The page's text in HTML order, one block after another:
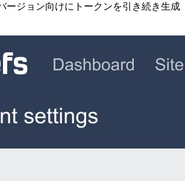
ージョン向けにトークンを引き続き生成